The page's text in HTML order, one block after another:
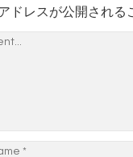
ドレスが公開される